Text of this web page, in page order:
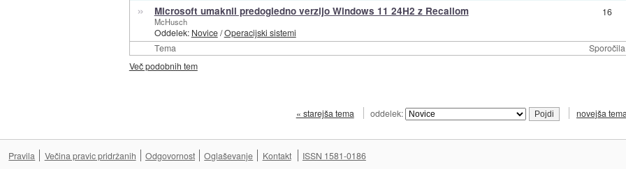
Tema Sporočila
» Microsoft umaknil predogledno verzijo Windows 11 24H2 z Recallom
McHusch
Oddelek: Novice/Operacijski sistemi
16
Več podobnih tem
« starejša tema oddelek: novejša
Pravila Večina pravic pridržanih Odgovornost Oglaševanje Kontakt ISSN 1581-0186